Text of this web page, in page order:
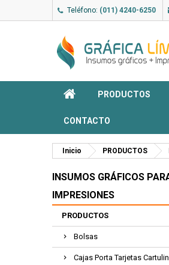
Teléfono: (011) 4240-6250
PRODUCTOS
CONTACTO
Inicio PRODUCTOS
INSUMOS GRÁFICOS
IMPRESIONES
PRODUCTOS
Bolsas
Cajas Porta Tarjetas